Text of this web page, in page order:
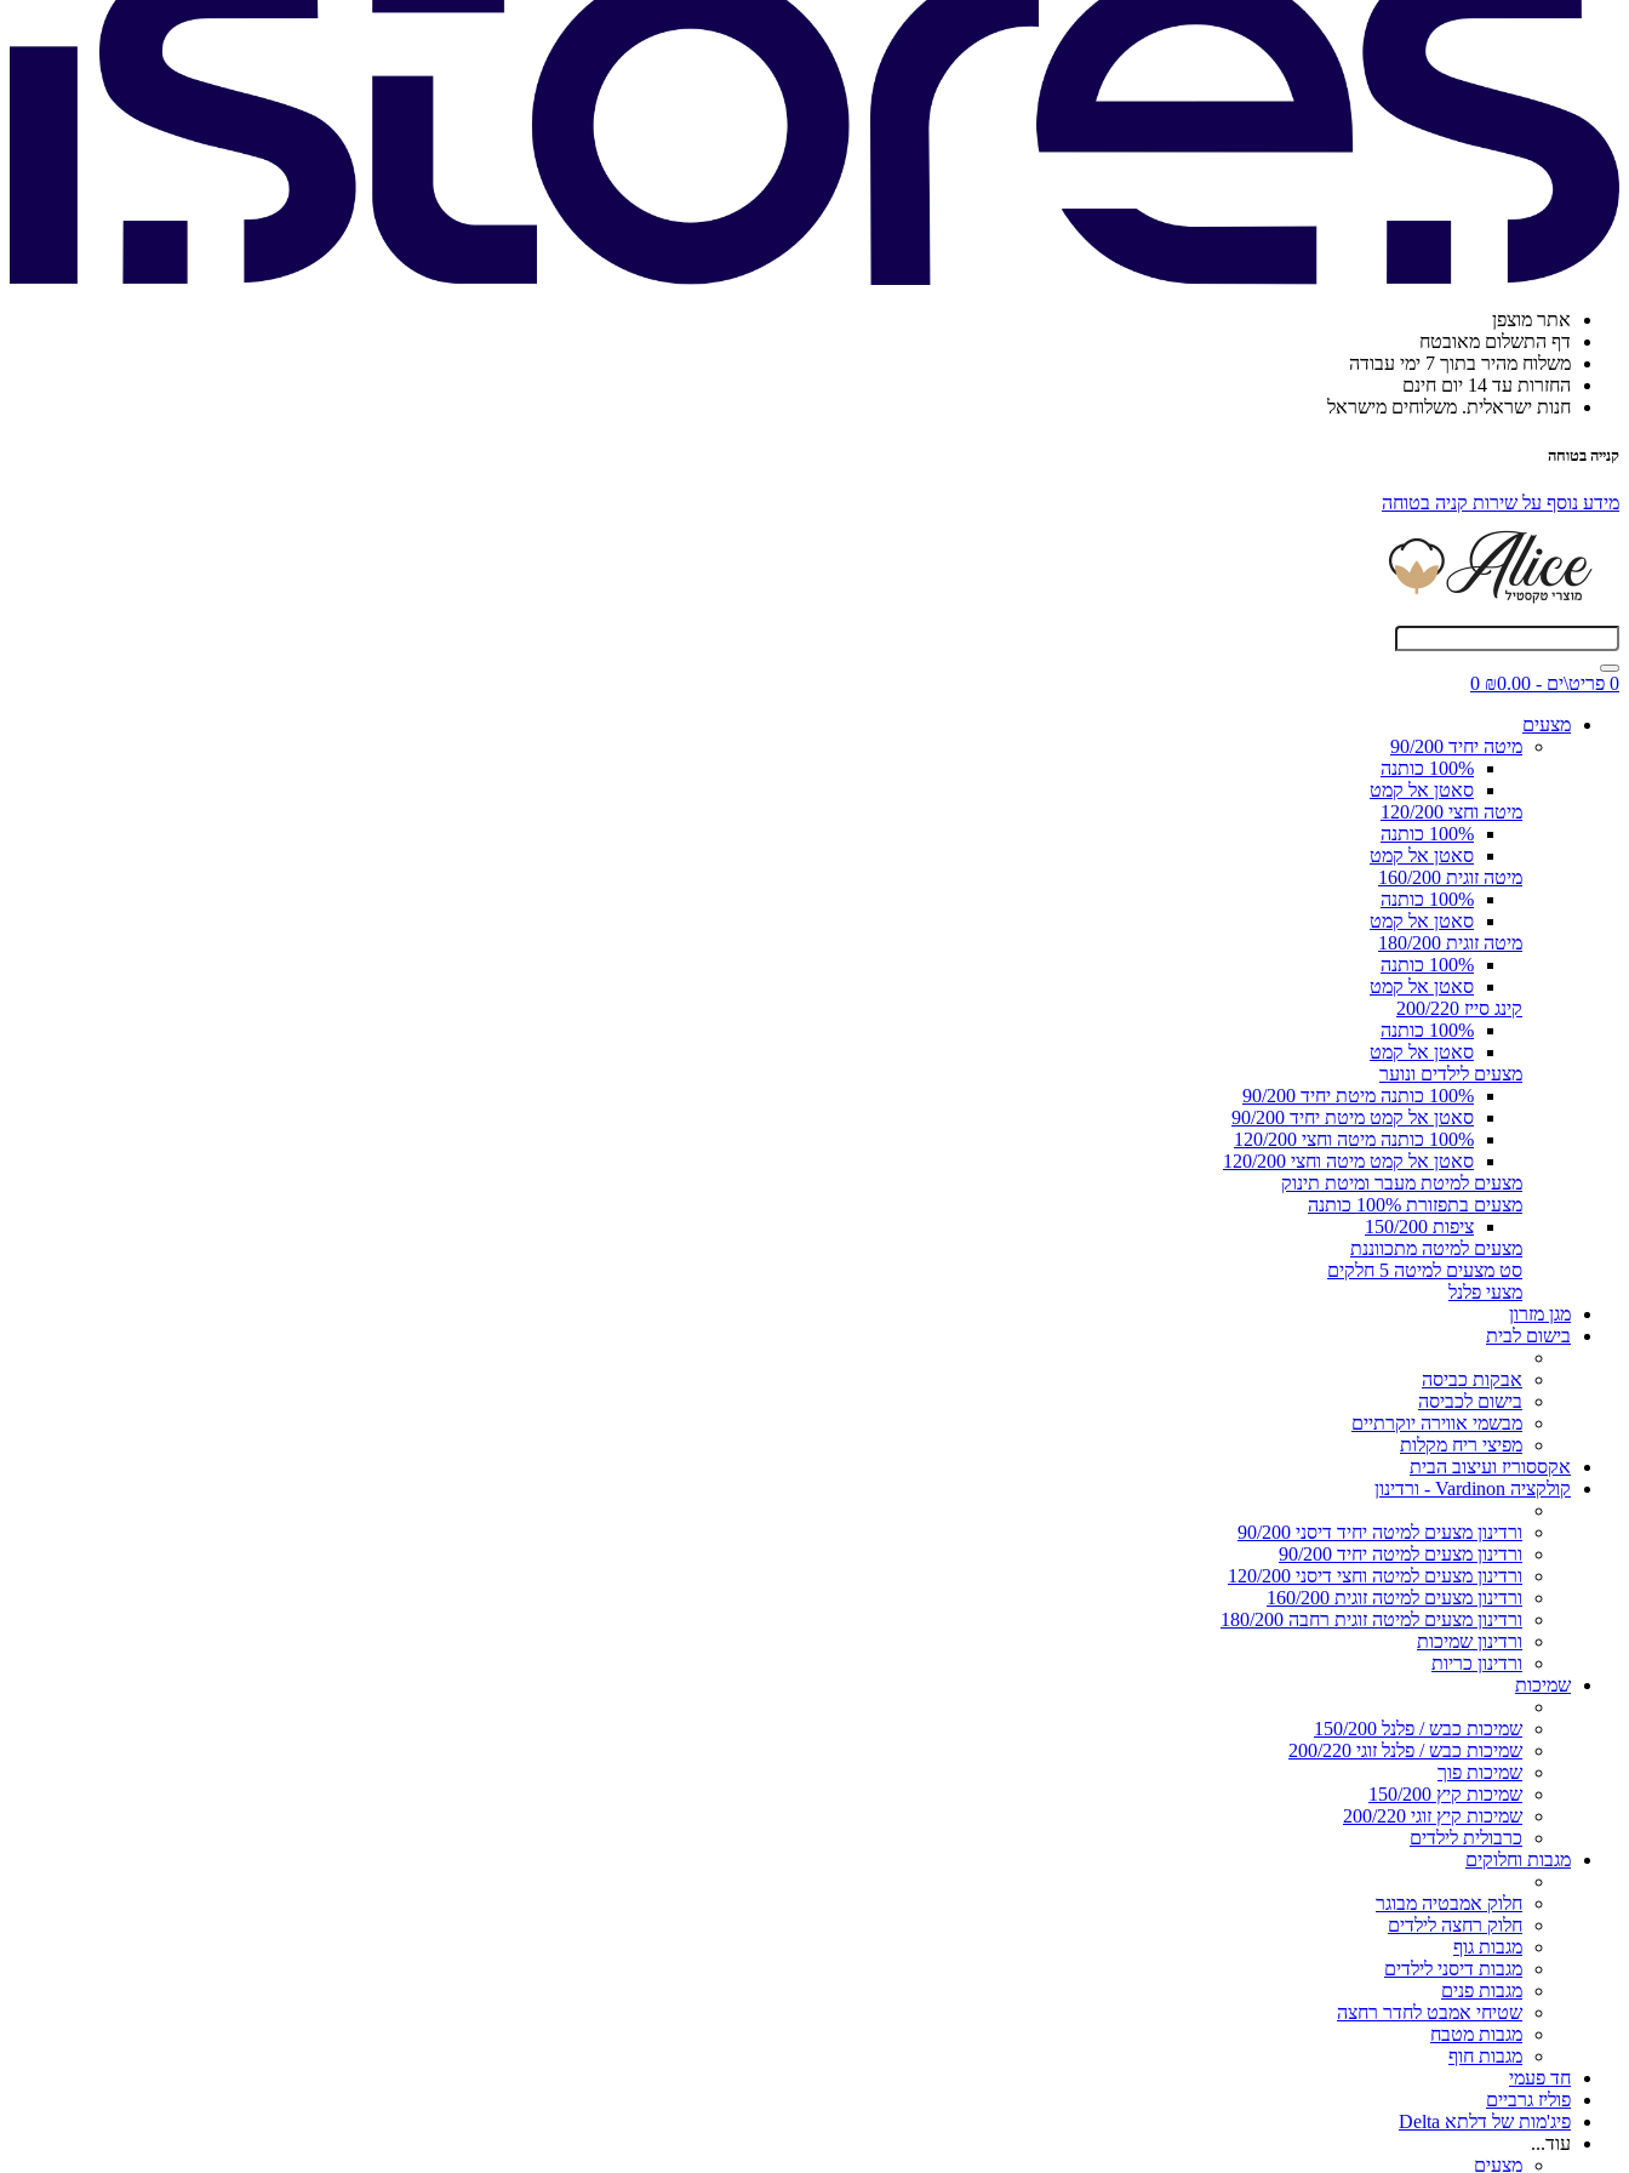
אתר מוצפן
דף התשלום מאובטח
משלוח מהיר בתוך 7 ימי עבודה
החזרות עד 14 יום חינם
חנות ישראלית. משלוחים מישראל
קנייה בטוחה
מידע נוסף על שירות קניה בטוחה
0 פריט\ים - ₪0.00
0
מצעים
מיטה יחיד 90/200
100% כותנה
סאטן אל קמט
מיטה וחצי 120/200
100% כותנה
סאטן אל קמט
מיטה זוגית 160/200
100% כותנה
סאטן אל קמט
מיטה זוגית 180/200
100% כותנה
סאטן אל קמט
קינג סייז 200/220
100% כותנה
סאטן אל קמט
מצעים לילדים ונוער
100% כותנה מיטת יחיד 90/200
סאטן אל קמט מיטת יחיד 90/200
100% כותנה מיטה וחצי 120/200
סאטן אל קמט מיטה וחצי 120/200
מצעים למיטת מעבר ומיטת תינוק
מצעים בתפזורת 100% כותנה
ציפות 150/200
מצעים למיטה מתכווננת
סט מצעים למיטה 5 חלקים
מצעי פלנל
מגן מזרון
בישום לבית
אבקות כביסה
בישום לכביסה
מבשמי אווירה יוקרתיים
מפיצי ריח מקלות
אקססוריז ועיצוב הבית
קולקציה Vardinon - ורדינון
ורדינון מצעים למיטה יחיד דיסני 90/200
ורדינון מצעים למיטה יחיד 90/200
ורדינון מצעים למיטה וחצי דיסני 120/200
ורדינון מצעים למיטה זוגית 160/200
ורדינון מצעים למיטה זוגית רחבה 180/200
ורדינון שמיכות
ורדינון כריות
שמיכות
שמיכות כבש / פלנל 150/200
שמיכות כבש / פלנל זוגי 200/220
שמיכות פוך
שמיכות קיץ 150/200
שמיכות קיץ זוגי 200/220
כרבולית לילדים
מגבות וחלוקים
חלוק אמבטיה מבוגר
חלוק רחצה לילדים
מגבות גוף
מגבות דיסני לילדים
מגבות פנים
שטיחי אמבט לחדר רחצה
מגבות מטבח
מגבות חוף
חד פעמי
פוליז גרביים
פיג'מות של דלתא Delta
עוד...
מצעים